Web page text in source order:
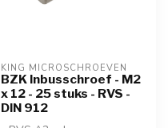
KING MICROSCHROEVEN
BZK Inbusschroef - M2
x 12 - 25 stuks - RVS -
DIN 912